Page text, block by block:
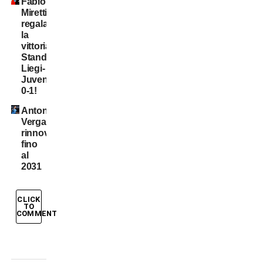
Miretti
regala
la
vittoria,
Standard
Liegi-
Juventus
0-1!
Antonio
Vergara,
rinnovo
fino
al
2031
CLICK
TO
COMMENT